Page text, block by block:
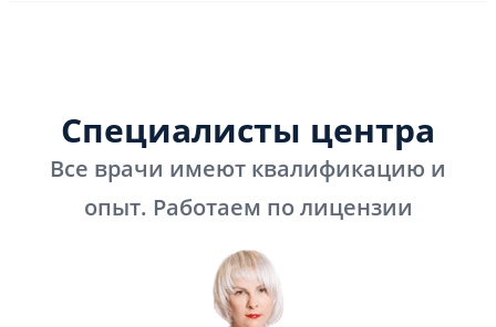
Специалисты центра
Все врачи имеют квалификацию и
опыт. Работаем по лицензии